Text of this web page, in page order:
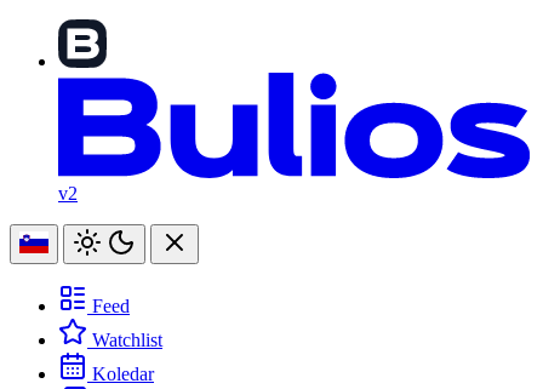
v2
Feed
Watchlist
Koledar